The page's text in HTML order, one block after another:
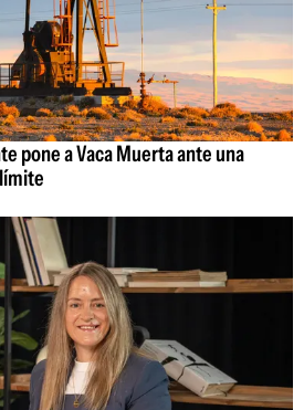
pone a Vaca Muerta ante una